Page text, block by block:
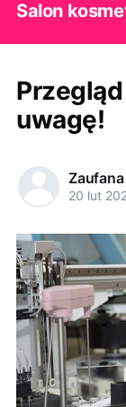
Salon
uwagę!
20 lut